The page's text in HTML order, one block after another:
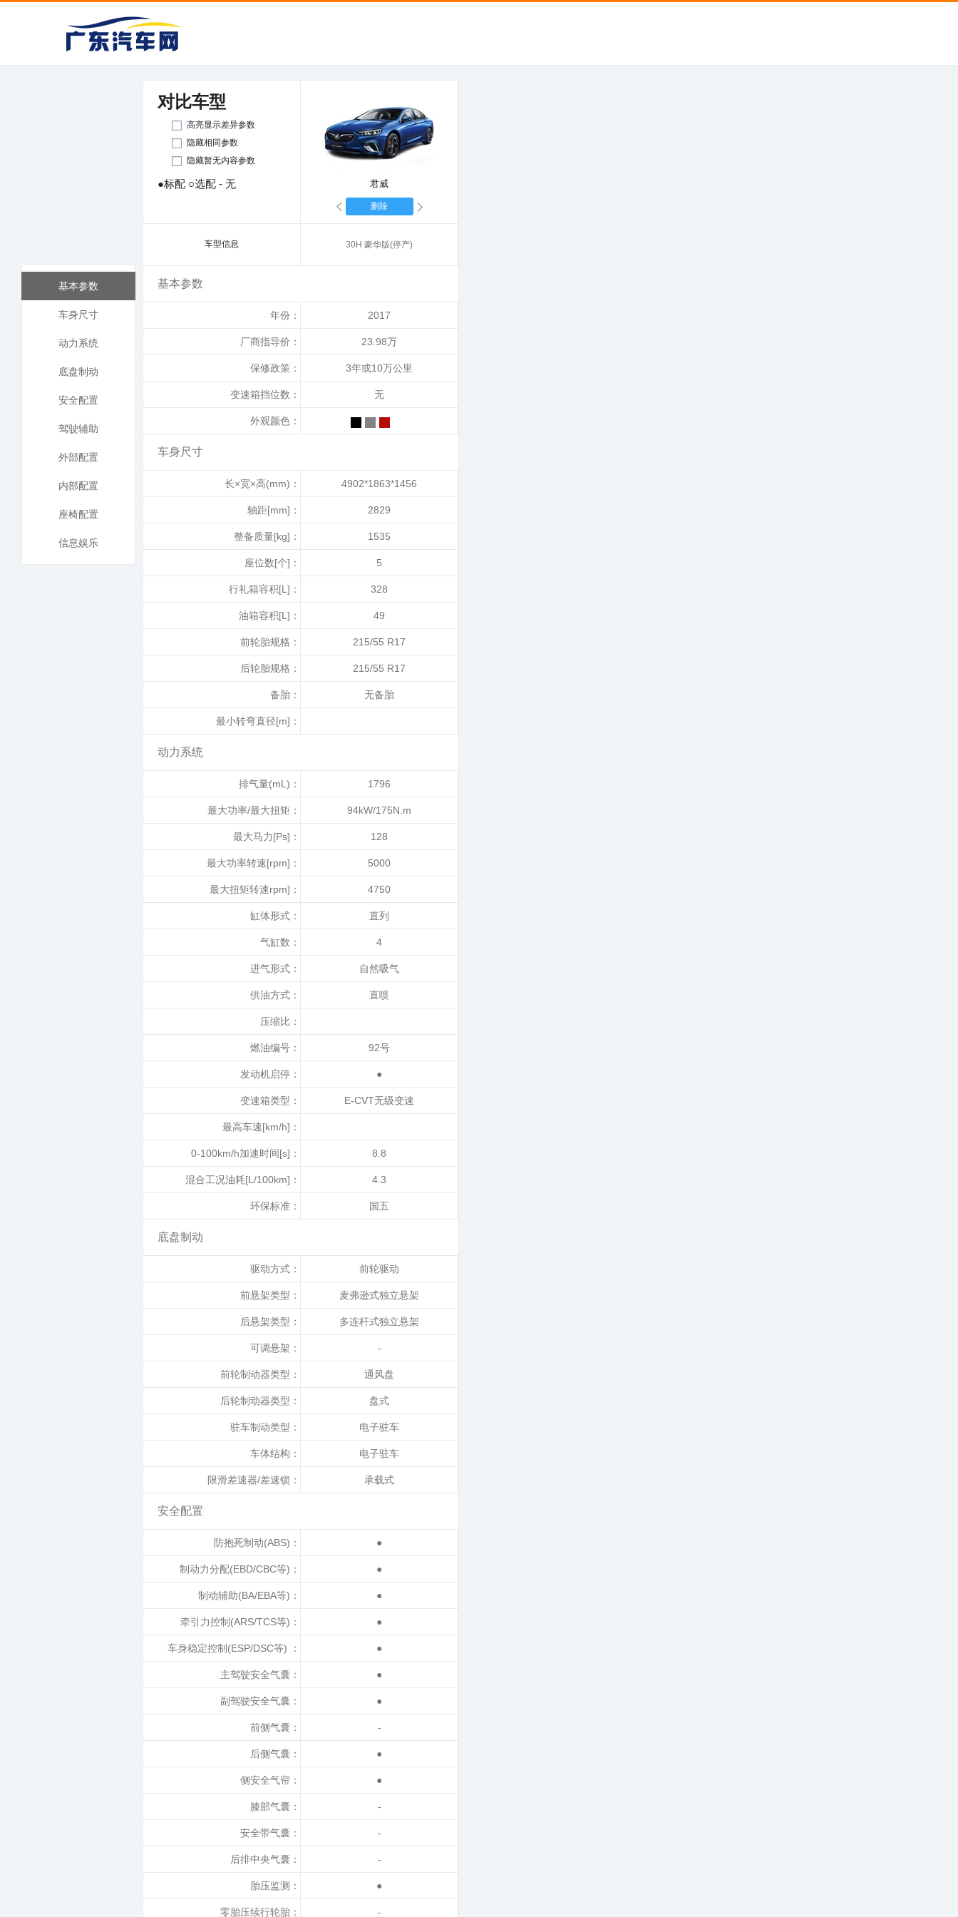
对比车型
高亮显示差异参数
隐藏相同参数
隐藏暂无内容参数
●标配 ○选配 - 无 君威
删除
车型信息 30H 豪华版(停产)
基本参数
年份： 2017
厂商指导价： 23.98万
保修政策： 3年或10万公里
变速箱挡位数： 无
外观颜色：
车身尺寸
长×宽×高(mm)： 4902*1863*1456
轴距[mm]： 2829
整备质量[kg]： 1535
座位数[个]： 5
行礼箱容积[L]： 328
油箱容积[L]： 49
前轮胎规格： 215/55 R17
后轮胎规格： 215/55 R17
备胎： 无备胎
最小转弯直径[m]：
动力系统
排气量(mL)： 1796
最大功率/最大扭矩： 94kW/175N.m
最大马力[Ps]： 128
最大功率转速[rpm]： 5000
最大扭矩转速rpm]： 4750
缸体形式： 直列
气缸数： 4
进气形式： 自然吸气
供油方式： 直喷
压缩比：
燃油编号： 92号
发动机启停： ●
变速箱类型： E-CVT无级变速
最高车速[km/h]：
0-100km/h加速时间[s]： 8.8
混合工况油耗[L/100km]： 4.3
环保标准： 国五
底盘制动
驱动方式： 前轮驱动
前悬架类型： 麦弗逊式独立悬架
后悬架类型： 多连杆式独立悬架
可调悬架： -
前轮制动器类型： 通风盘
后轮制动器类型： 盘式
驻车制动类型： 电子驻车
车体结构： 电子驻车
限滑差速器/差速锁： 承载式
安全配置
防抱死制动(ABS)： ●
制动力分配(EBD/CBC等)： ●
制动辅助(BA/EBA等)： ●
牵引力控制(ARS/TCS等)： ●
车身稳定控制(ESP/DSC等) ： ●
主驾驶安全气囊： ●
副驾驶安全气囊： ●
前侧气囊： -
后侧气囊： ●
侧安全气帘： ●
膝部气囊： -
安全带气囊： -
后排中央气囊： -
胎压监测： ●
零胎压续行轮胎： -
基本参数
车身尺寸
动力系统
底盘制动
安全配置
驾驶辅助
外部配置
内部配置
座椅配置
信息娱乐